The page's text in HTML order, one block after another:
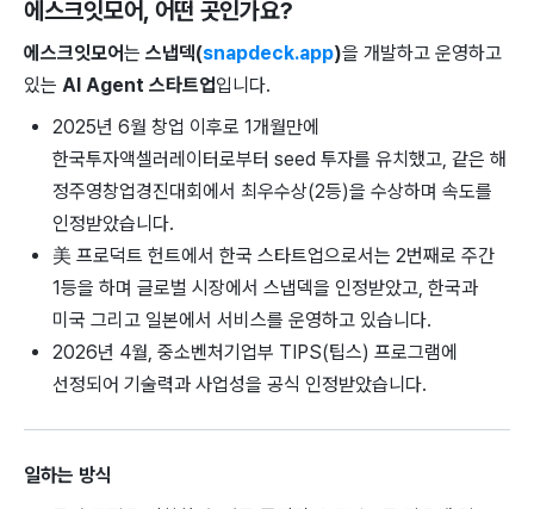
에스크잇모어, 어떤 곳인가요?
에스크잇모어는 스냅덱(snapdeck.app)을 개발하고 운영하고
있는 AI Agent 스타트업입니다.
2025년 6월 창업 이후로 1개월만에
한국투자액셀러레이터로부터 seed 투자를 유치했고, 같은 해
정주영창업경진대회에서 최우수상(2등)을 수상하며 속도를
인정받았습니다.
美 프로덕트 헌트에서 한국 스타트업으로서는 2번째로 주간
1등을 하며 글로벌 시장에서 스냅덱을 인정받았고, 한국과
미국 그리고 일본에서 서비스를 운영하고 있습니다.
2026년 4월, 중소벤처기업부 TIPS(팁스) 프로그램에
선정되어 기술력과 사업성을 공식 인정받았습니다.
일하는 방식